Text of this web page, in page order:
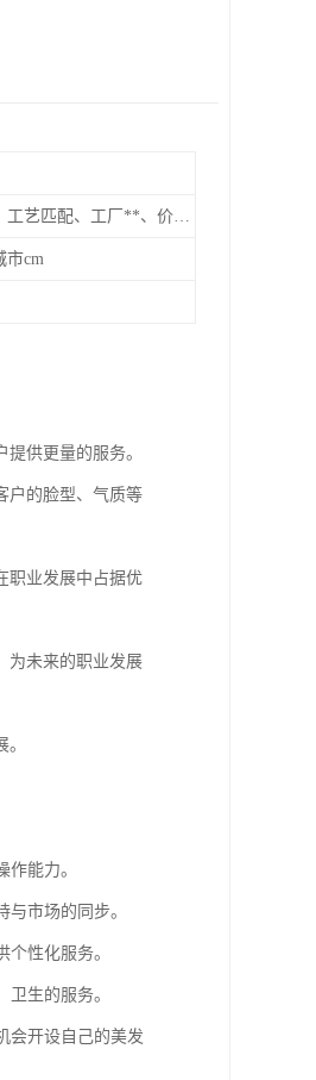
名录查询、选品选型、工艺匹配、工厂**、价格统计、市场分析
市cm
供更量的服务。
户的脸型、气质等
职业发展中占据优
为未来的职业发展
能力。
市场的同步。
性化服务。
生的服务。
会开设自己的美发